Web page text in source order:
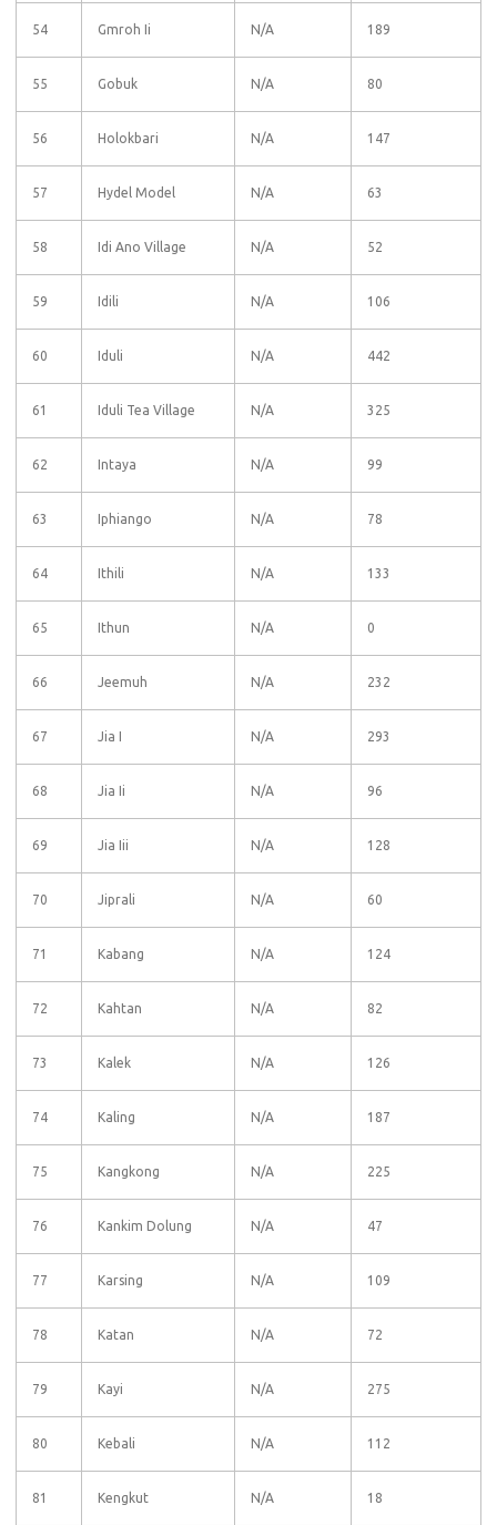
54 Gmroh Ii N/A 189
55 Gobuk N/A 80
56 Holokbari N/A 147
57 Hydel Model N/A 63
58 Idi Ano Village N/A 52
59 Idili N/A 106
60 Iduli N/A 442
61 Iduli Tea Village N/A 325
62 Intaya N/A 99
63 Iphiango N/A 78
64 Ithili N/A 133
65 Ithun N/A 0
66 Jeemuh N/A 232
67 Jia I N/A 293
68 Jia Ii N/A 96
69 Jia Iii N/A 128
70 Jiprali N/A 60
71 Kabang N/A 124
72 Kahtan N/A 82
73 Kalek N/A 126
74 Kaling N/A 187
75 Kangkong N/A 225
76 Kankim Dolung N/A 47
77 Karsing N/A 109
78 Katan N/A 72
79 Kayi N/A 275
80 Kebali N/A 112
81 Kengkut N/A 18